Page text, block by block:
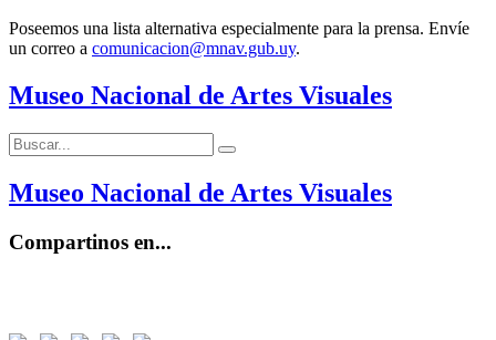
Poseemos una lista alternativa especialmente para la prensa. Envíe
un correo a comunicacion@mnav.gub.uy.
Museo Nacional de Artes Visuales
Buscar:
Buscar
Museo Nacional de Artes Visuales
Compartinos en...